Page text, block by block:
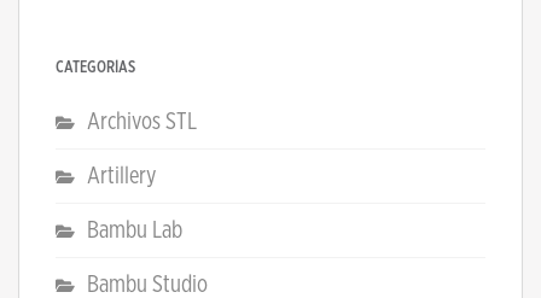
CATEGORÍAS
Archivos STL
Artillery
Bambu Lab
Bambu Studio